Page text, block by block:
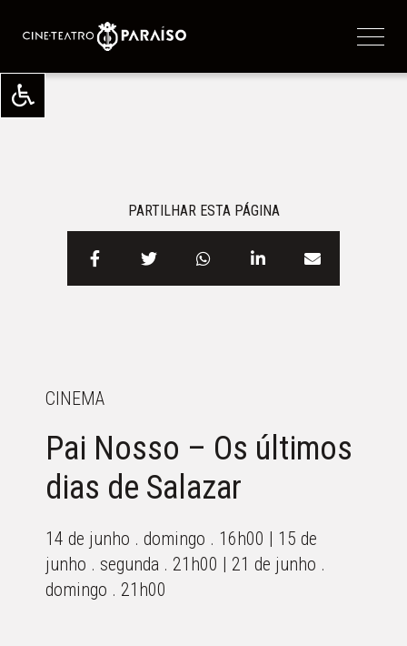
PARTILHAR ESTA PÁGINA
CINEMA
Pai Nosso – Os últimos
dias de Salazar
14 de junho . domingo . 16h00 | 15 de
junho . segunda . 21h00 | 21 de junho .
domingo . 21h00